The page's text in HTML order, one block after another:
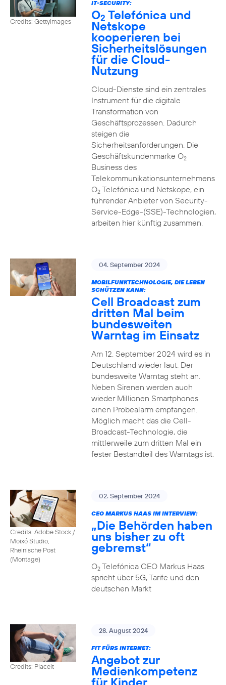
Credits: Gettyimages
IT-SECURITY:
O2 Telefónica und
Netskope
kooperieren bei
Sicherheitslösungen
für die Cloud-
Nutzung
Cloud-Dienste sind ein zentrales
Instrument für die digitale
Transformation von
Geschäftsprozessen. Dadurch
steigen die
Sicherheitsanforderungen. Die
Geschäftskundenmarke O2
Business des
Telekommunikationsunternehmens
O2Telefónica und Netskope, ein
führender Anbieter von Security-
Service-Edge-(SSE)-Technologien,
arbeiten hier künftig zusammen.
04. September 2024
MOBILFUNKTECHNOLOGIE, DIE LEBEN
SCHÜTZEN KANN:
Cell Broadcast zum
dritten Mal beim
bundesweiten
Warntag im Einsatz
Am 12. September 2024 wird es in
Deutschland wieder laut: Der
bundesweite Warntag steht an.
Neben Sirenen werden auch
wieder Millionen Smartphones
einen Probealarm empfangen.
Möglich macht das die Cell-
Broadcast-Technologie, die
mittlerweile zum dritten Mal ein
fester Bestandteil des Warntags ist.
Credits: Adobe Stock /
Moixó Studio,
Rheinische Post
(Montage)
02. September 2024
CEO MARKUS HAAS IM INTERVIEW:
„Die Behörden haben
uns bisher zu oft
gebremst“
O2Telefónica CEO Markus Haas
spricht über 5G, Tarife und den
deutschen Markt
Credits: Placeit
28. August 2024
FIT FÜRS INTERNET:
Angebot zur
Medienkompetenz
für Kinder